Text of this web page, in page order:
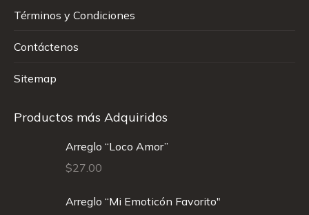
Términos y Condiciones
Contáctenos
Sitemap
Productos más Adquiridos
Arreglo “Loco Amor”
$27.00
Arreglo “Mi Emoticón Favorito"